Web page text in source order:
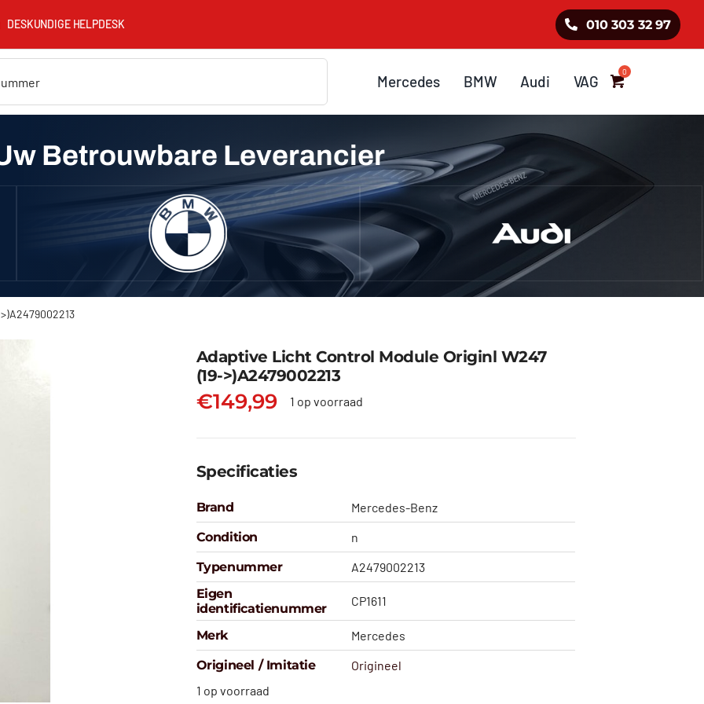
DESKUNDIGE HELPDESK 010 303 32 97
Mercedes BMW Audi VAG
Betrouwbare Leverancier
Adaptive Licht Control Module Originl W247
(19->)A2479002213
€149,99 1 op voorraad
Specificaties
Brand
Mercedes-Benz
Condition
n
Typenummer
A2479002213
Eigen
identificatienummer
CP1611
Merk
Mercedes
Origineel / Imitatie
Origineel
1 op voorraad